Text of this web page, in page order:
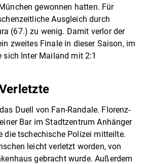
gewonnen hatten. Für
Ausgleich durch
(67.) zu wenig. Damit verlor der
zweites Finale in dieser Saison, im
sich Inter Mailand mit 2:1
Duell von Fan-Randale. Florenz-
Bar im Stadtzentrum Anhänger
die tschechische Polizei mitteilte.
leicht verletzt worden, von
gebracht wurde. Außerdem